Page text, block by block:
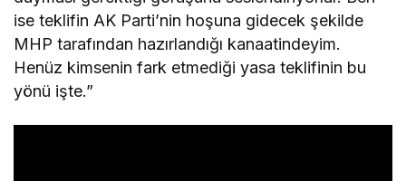
ise teklifin AK Parti’nin hoşuna gidecek şekilde
MHP tarafından hazırlandığı kanaatindeyim.
Henüz kimsenin fark etmediği yasa teklifinin bu
yönü işte.”